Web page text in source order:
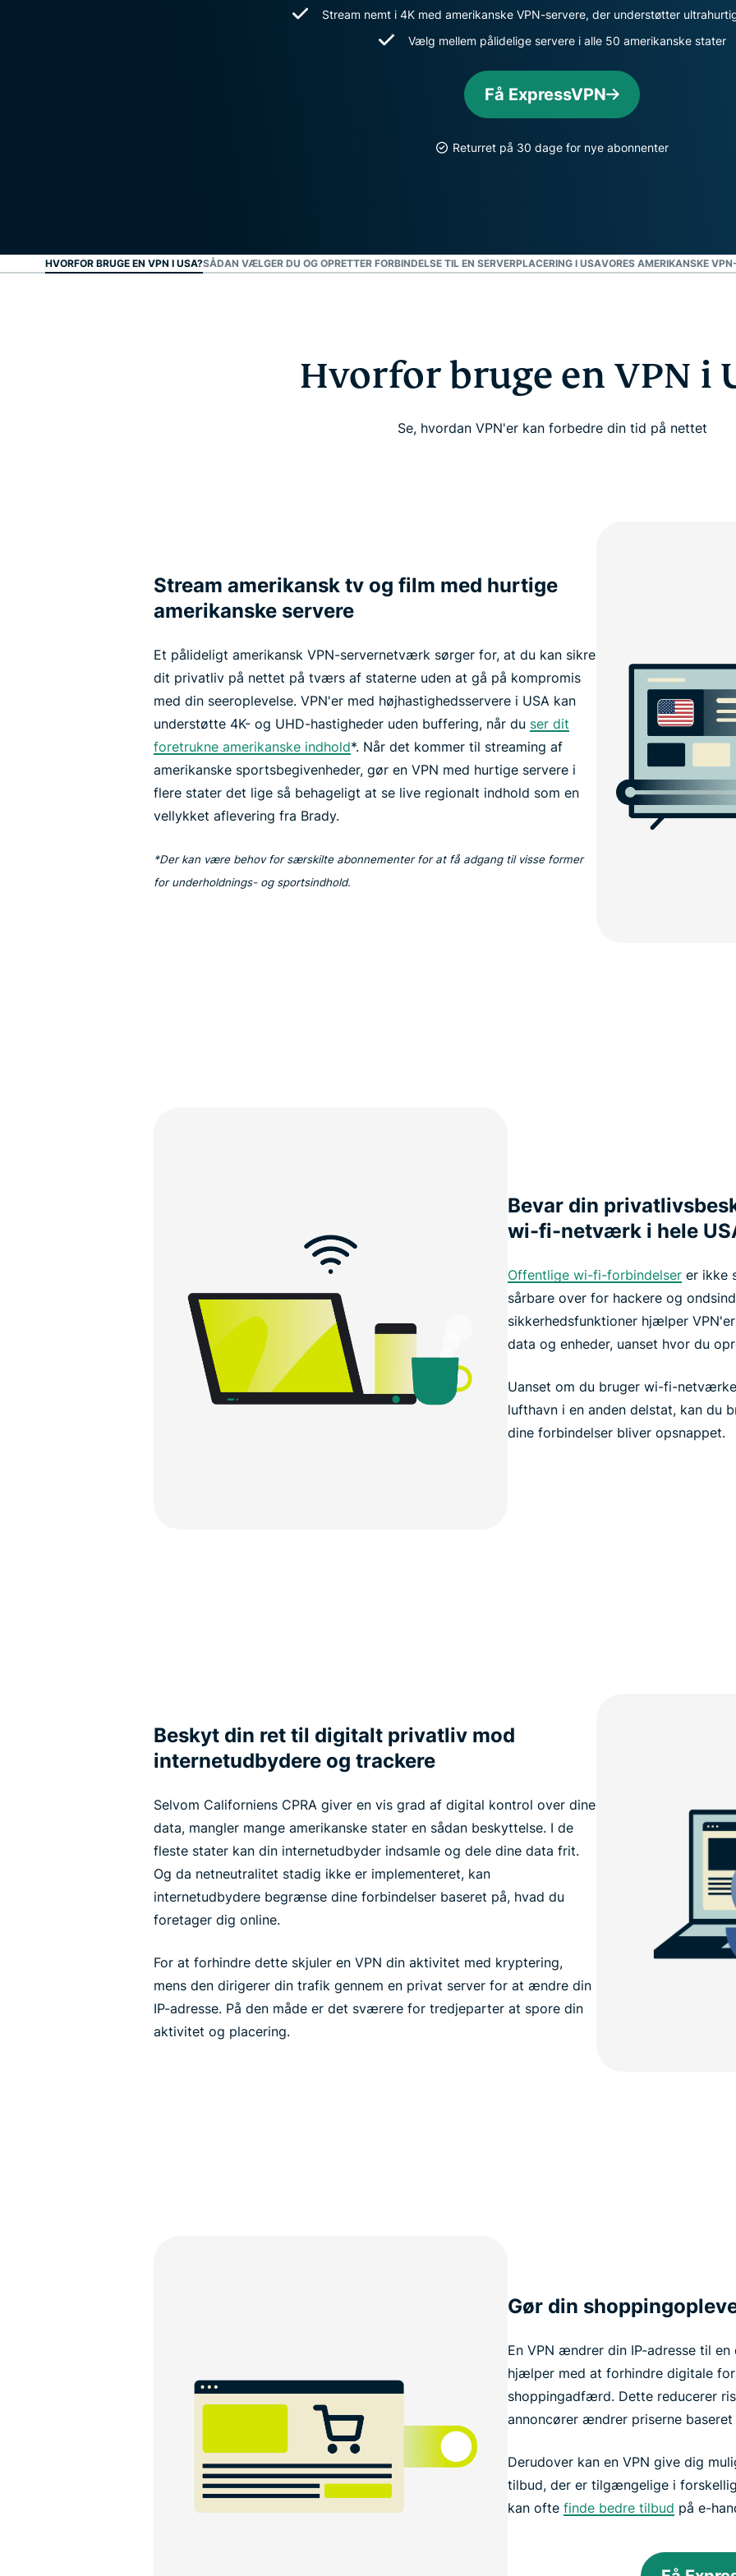
databeskyttelsesstyret
intelligens.
beskyttelse,
og
Stream nemt i 4K med amerikanske VPN-servere, der understøtter
Vælg mellem pålidelige servere i alle 50 amerikanske stater
Få ExpressVPN
Returret på 30 dage for nye abonnenter
HVORFOR BRUGE EN VPN I USA?SÅDAN VÆLGER DU OG OPRETTER FORBINDELSE TIL EN SERVERPLACERING I USAVORES AMERIKANSKE
Hvorfor bruge en VPN i
Se, hvordan VPN'er kan forbedre din tid på nettet
Stream amerikansk tv og film med hurtige
amerikanske servere
Et pålideligt amerikansk VPN-servernetværk sørger for, at du kan sikre
dit privatliv på nettet på tværs af staterne uden at gå på kompromis
med din seeroplevelse. VPN'er med højhastighedsservere i USA kan
understøtte 4K- og UHD-hastigheder uden buffering, når du ser dit
foretrukne amerikanske indhold*. Når det kommer til streaming af
amerikanske sportsbegivenheder, gør en VPN med hurtige servere i
flere stater det lige så behageligt at se live regionalt indhold som en
vellykket aflevering fra Brady.
*Der kan være behov for særskilte abonnementer for at få adgang til visse former
for underholdnings- og sportsindhold.
Bevar din
wi-fi-netværk i hele
Offentlige wi-fi-forbindelserer ikke
sårbare over for hackere og
sikkerhedsfunktioner hjælper
data og enheder, uanset hvor du
Uanset om du bruger wi-fi-
lufthavn i en anden delstat, kan du
dine forbindelser bliver opsnappet.
Beskyt din ret til digitalt privatliv mod
internetudbydere og trackere
Selvom Californiens CPRA giver en vis grad af digital kontrol over dine
data, mangler mange amerikanske stater en sådan beskyttelse. I de
fleste stater kan din internetudbyder indsamle og dele dine data frit.
Og da netneutralitet stadig ikke er implementeret, kan
internetudbydere begrænse dine forbindelser baseret på, hvad du
foretager dig online.
For at forhindre dette skjuler en VPN din aktivitet med kryptering,
mens den dirigerer din trafik gennem en privat server for at ændre din
IP-adresse. På den måde er det sværere for tredjeparter at spore din
aktivitet og placering.
Gør din
En VPN ændrer din IP-adresse til
hjælper med at forhindre digitale
shoppingadfærd. Dette reducerer
annoncører ændrer priserne
Derudover kan en VPN give dig
tilbud, der er tilgængelige i
kan ofte finde bedre tilbud på e-